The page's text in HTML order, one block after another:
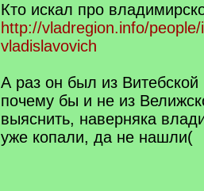
Кто искал про
http://vladregion.info/
vladislavovich
А раз он был из Витебской
почему бы и не из
выяснить, наверняка
уже копали, да не нашли(